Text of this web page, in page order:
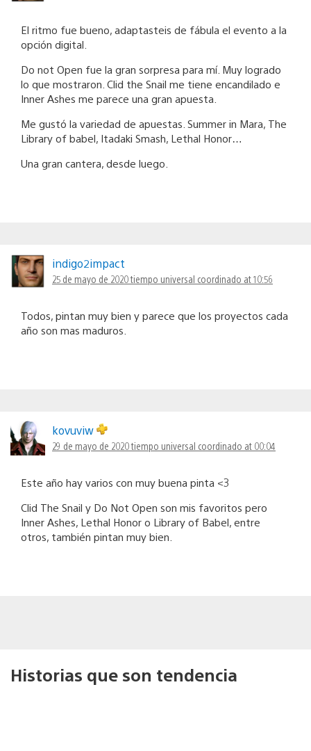
El ritmo fue bueno, adaptasteis de fábula el evento a la
opción digital.
Do not Open fue la gran sorpresa para mí. Muy logrado
lo que mostraron. Clid the Snail me tiene encandilado e
Inner Ashes me parece una gran apuesta.
Me gustó la variedad de apuestas. Summer in Mara, The
Library of babel, Itadaki Smash, Lethal Honor…
Una gran cantera, desde luego.
indigo2impact
25 de mayo de 2020 tiempo universal coordinado at 10:56
Todos, pintan muy bien y parece que los proyectos cada
año son mas maduros.
kovuviw
29 de mayo de 2020 tiempo universal coordinado at 00:04
Este año hay varios con muy buena pinta <3
Clid The Snail y Do Not Open son mis favoritos pero
Inner Ashes, Lethal Honor o Library of Babel, entre
otros, también pintan muy bien.
Historias que son tendencia